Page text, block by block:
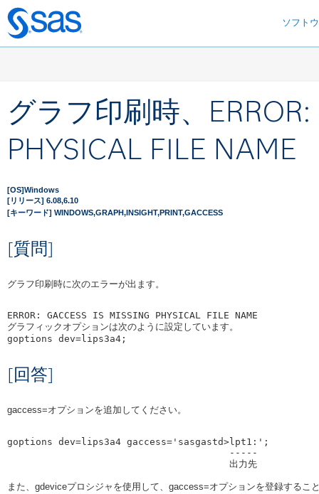
Skip
ソフト
グラフ印刷時、
PHYSICAL FILE NAME
[OS]Windows
[リリース] 6.08,6.10
[キーワード] WINDOWS,GRAPH,INSIGHT,PRINT,GACCESS
[質問]
グラフ印刷時に次のエラーが出ます。
ERROR: GACCESS IS MISSING PHYSICAL FILE NAME
グラフィックオプションは次のように設定しています。
[回答]
gaccess=オプションを追加してください。
goptions dev=lips3a4 gaccess='sasgastd>lpt1:';
また、gdeviceプロシジャを使用して、gaccess=オプションを登録する